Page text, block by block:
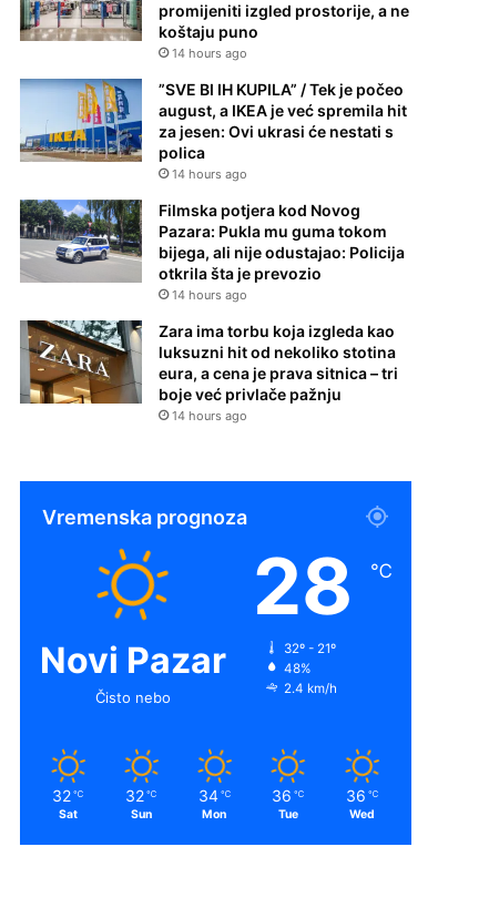
promijeniti izgled prostorije, a ne
koštaju puno
14 hours ago
”SVE BI IH KUPILA” / Tek je počeo
august, a IKEA je već spremila hit
za jesen: Ovi ukrasi će nestati s
polica
14 hours ago
Filmska potjera kod Novog
Pazara: Pukla mu guma tokom
bijega, ali nije odustajao: Policija
otkrila šta je prevozio
14 hours ago
Zara ima torbu koja izgleda kao
luksuzni hit od nekoliko stotina
eura, a cena je prava sitnica – tri
boje već privlače pažnju
14 hours ago
Vremenska prognoza
Novi Pazar
Čisto nebo
28 ℃
32º - 21º
48%
2.4 km/h
32 ℃
Sat
32 ℃
Sun
34 ℃
Mon
36 ℃
Tue
36 ℃
Wed